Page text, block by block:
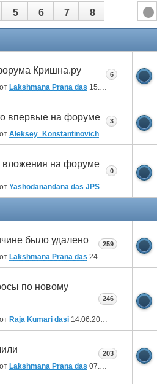
5 6 7 8
Кришна.ру
Lakshmana Prana das 15.10.2019 09:38
6
впервые на форуме
Aleksey_Konstantinovich
3
вложения на форуме
Yashodanandana das JPS12.02.2011
0
было удалено
Lakshmana Prana das 24.04.2026 22:55
259
по новому
Raja Kumari dasi 14.06.2024
246
Lakshmana Prana das 07.02.2024 23:11
203